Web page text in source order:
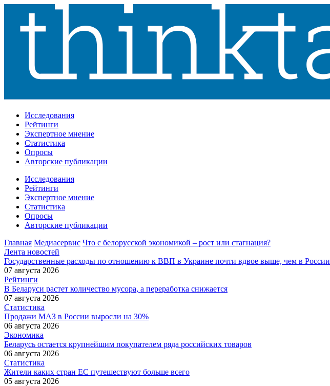
Исследования
Рейтинги
Экспертное мнение
Статистика
Опросы
Авторские публикации
Исследования
Рейтинги
Экспертное мнение
Статистика
Опросы
Авторские публикации
Главная Медиасервис Что с белорусской экономикой – рост или стагнация?
Лента новостей
Государственные расходы по отношению к ВВП в Украине почти вдвое выше, чем в России
07 августа 2026
Рейтинги
В Беларуси растет количество мусора, а переработка снижается
07 августа 2026
Статистика
Продажи МАЗ в России выросли на 30%
06 августа 2026
Экономика
Беларусь остается крупнейшим покупателем ряда российских товаров
06 августа 2026
Статистика
Жители каких стран ЕС путешествуют больше всего
05 августа 2026